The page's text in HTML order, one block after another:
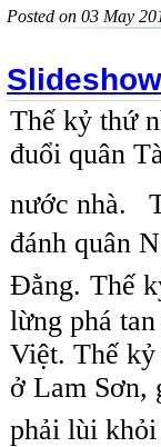
Posted on 03 May
Thế kỷ thứ
đuổi quân
nước nhà.
đánh quân
Đằng. Thế
lừng phá
Việt. Thế
ở Lam Sơn,
phải lùi